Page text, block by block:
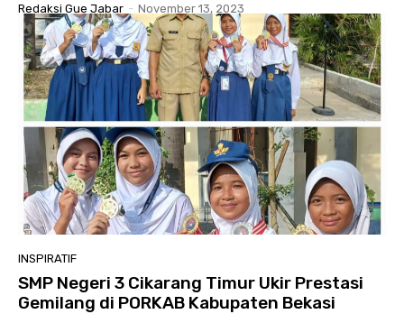
Redaksi Gue Jabar - November 13, 2023
INSPIRATIF
SMP Negeri 3 Cikarang Timur Ukir Prestasi
Gemilang di PORKAB Kabupaten Bekasi